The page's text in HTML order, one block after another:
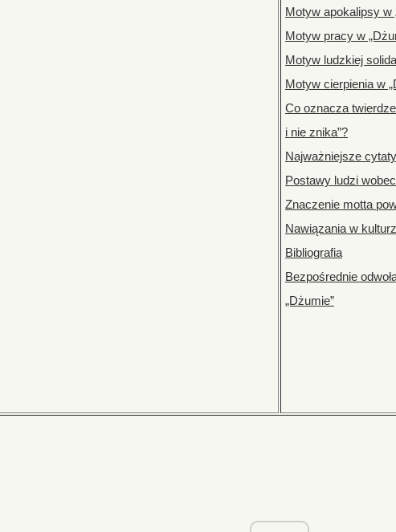
Motyw apokalipsy w
Motyw pracy w
Motyw ludzkiej
Motyw cierpienia w
Co oznacza
i nie znika”?
Najważniejsze
Postawy ludzi
Znaczenie motta
Nawiązania w
Bibliografia
Bezpośrednie
„Dżumie”